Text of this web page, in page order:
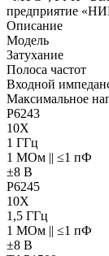
предприятие
Описание
Модель
Затухание
Полоса частот
Входной
Максимальное
P6243
10X
1 ГГц
1 МОм || ≤1 пФ
±8 В
P6245
10X
1,5 ГГц
1 МОм || ≤1 пФ
±8 В